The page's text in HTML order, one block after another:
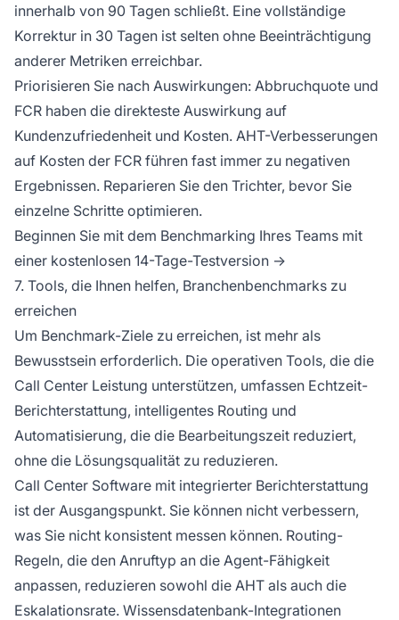
innerhalb von 90 Tagen schließt. Eine vollständige
Korrektur in 30 Tagen ist selten ohne Beeinträchtigung
anderer Metriken erreichbar.
Priorisieren Sie nach Auswirkungen: Abbruchquote und
FCR haben die direkteste Auswirkung auf
Kundenzufriedenheit und Kosten. AHT-Verbesserungen
auf Kosten der FCR führen fast immer zu negativen
Ergebnissen. Reparieren Sie den Trichter, bevor Sie
einzelne Schritte optimieren.
Beginnen Sie mit dem Benchmarking Ihres Teams mit
einer kostenlosen 14-Tage-Testversion →
7. Tools, die Ihnen helfen, Branchenbenchmarks zu
erreichen
Um Benchmark-Ziele zu erreichen, ist mehr als
Bewusstsein erforderlich. Die operativen Tools, die die
Call Center Leistung unterstützen, umfassen Echtzeit-
Berichterstattung, intelligentes Routing und
Automatisierung, die die Bearbeitungszeit reduziert,
ohne die Lösungsqualität zu reduzieren.
Call Center Software mit integrierter Berichterstattung
ist der Ausgangspunkt. Sie können nicht verbessern,
was Sie nicht konsistent messen können. Routing-
Regeln, die den Anruftyp an die Agent-Fähigkeit
anpassen, reduzieren sowohl die AHT als auch die
Eskalationsrate. Wissensdatenbank-Integrationen